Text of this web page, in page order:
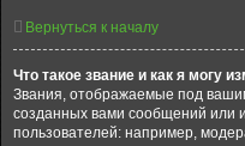
Вернуться к началу
Что такое звание и как я могу
Звания, отображаемые под
созданных вами сообщений или
пользователей: например,